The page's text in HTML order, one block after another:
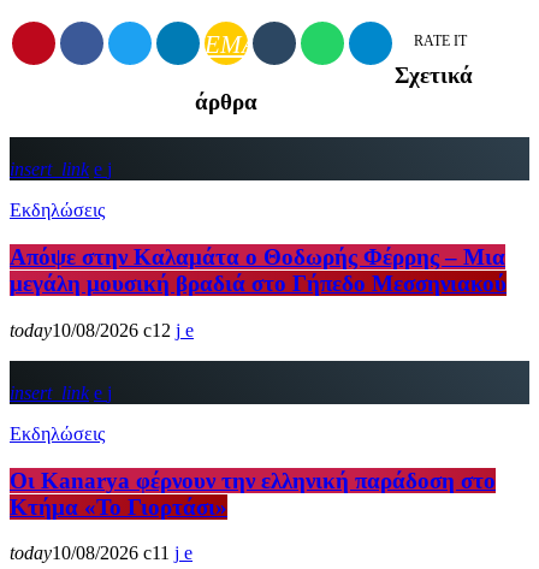
EMAIL RATE IT
Σχετικά
άρθρα
insert_link
Εκδηλώσεις
Απόψε στην Καλαμάτα ο Θοδωρής Φέρρης – Μια
μεγάλη μουσική βραδιά στο Γήπεδο Μεσσηνιακού
today10/08/2026 12
insert_link
Εκδηλώσεις
Οι Kanarya φέρνουν την ελληνική παράδοση στο
Κτήμα «Το Γιορτάσι»
today10/08/2026 11